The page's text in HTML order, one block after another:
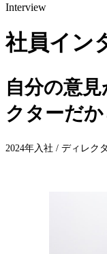
Interview
社員イン
自分の意
クターだか
2024年入社 / ディレク